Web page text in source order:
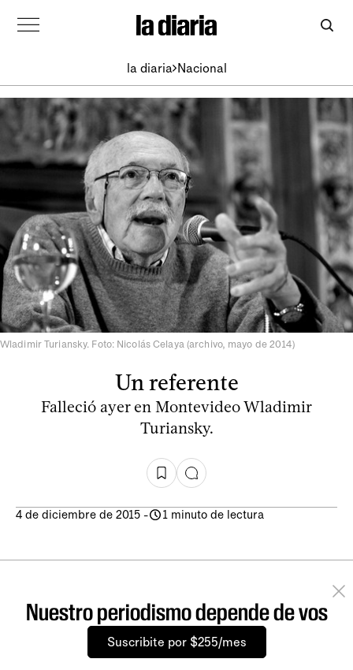
la diaria Nacional
Wladimir Turiansky. Foto: Nicolás Celaya (archivo, mayo de 2014)
Un referente
Falleció ayer en Montevideo Wladimir
Turiansky.
4 de diciembre de 2015 - 1 minuto de lectura
Nuestro periodismo depende de vos
Suscribite por $255/mes